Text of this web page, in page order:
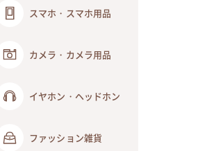
スマホ・スマホ用品
カメラ・カメラ用品
イヤホン・ヘッドホン
ファッション雑貨